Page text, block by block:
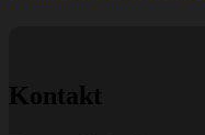
Kontakt